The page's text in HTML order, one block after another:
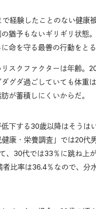
経験したことのない健康
猶予もないギリギリ状態
命を守る最善の行動をとる
スクファクターは年齢。
グダ過ごしていても体重
が蓄積しにくいからだ。
下する30歳以降はそうは
健康・栄養調査」では20代
、30代では33％に跳ね上が
者比率は36.4％なので、分